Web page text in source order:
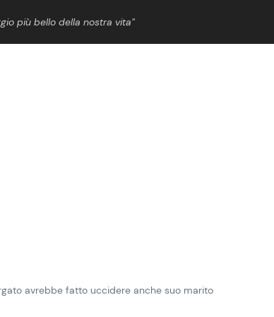
più bello della nostra vita”
avrebbe fatto uccidere anche suo marito